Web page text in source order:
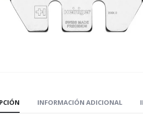
INFORMACIÓN ADICIONAL